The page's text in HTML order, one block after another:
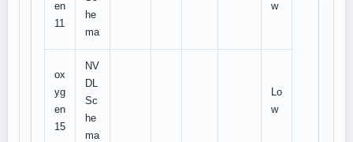
en
11
he
ma
w
ox
yg
en
15
NV
DL
Sc
he
ma
Lo
w